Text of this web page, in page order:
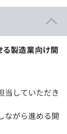
る製造業向け開
当していただき
ながら進める開